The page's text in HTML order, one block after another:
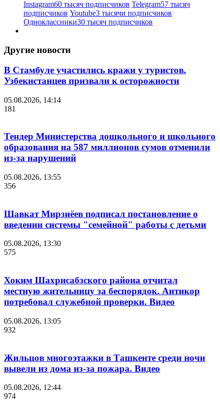
Instagram60 тысяч подписчиков Telegram57 тысяч
подписчиков Youtube3 тысячи подписчиков
Одноклассники30 тысяч подписчиков
Другие новости
В Стамбуле участились кражи у туристов.
Узбекистанцев призвали к осторожности
05.08.2026, 14:14
181
Тендер Министерства дошкольного и школьного
образования на 587 миллионов сумов отменили
из-за нарушений
05.08.2026, 13:55
356
Шавкат Мирзиёев подписал постановление о
введении системы "семейной" работы с детьми
05.08.2026, 13:30
575
Хоким Шахрисабзского района отчитал
местную жительницу за беспорядок. Антикор
потребовал служебной проверки. Видео
05.08.2026, 13:05
932
Жильцов многоэтажки в Ташкенте среди ночи
вывели из дома из-за пожара. Видео
05.08.2026, 12:44
974